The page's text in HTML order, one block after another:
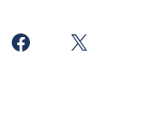
Facebook X